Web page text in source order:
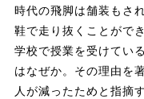
時代の飛脚は舗装もさ
鞋で走り抜くことがで
学校で授業を受けてい
はなぜか。その理由を
人が減ったためと指摘